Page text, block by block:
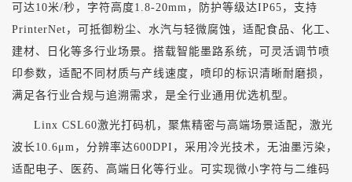
可达10米/秒，字符高度1.8-20mm，防护等级达IP65，支持
PrinterNet，可抵御粉尘、水汽与轻微腐蚀，适配食品、化工、
建材、日化等多行业场景。搭载智能墨路系统，可灵活调节喷
印参数，适配不同材质与产线速度，喷印的标识清晰耐磨损，
满足各行业合规与追溯需求，是全行业通用优选机型。
Linx CSL60激光打码机，聚焦精密与高端场景适配，激光
波长10.6μm，分辨率达600DPI，采用冷光技术，无油墨污染，
适配电子、医药、高端日化等行业。可实现微小字符与二维码